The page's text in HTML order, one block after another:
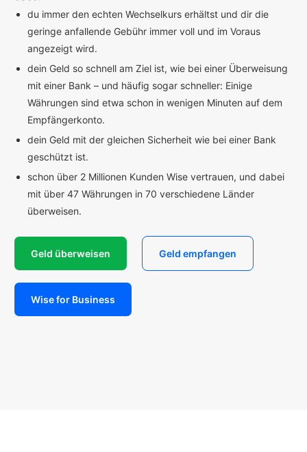
du immer den echten Wechselkurs erhältst und dir die
geringe anfallende Gebühr immer voll und im Voraus
angezeigt wird.
dein Geld so schnell am Ziel ist, wie bei einer Überweisung
mit einer Bank – und häufig sogar schneller: Einige
Währungen sind etwa schon in wenigen Minuten auf dem
Empfängerkonto.
dein Geld mit der gleichen Sicherheit wie bei einer Bank
geschützt ist.
schon über 2 Millionen Kunden Wise vertrauen, und dabei
mit über 47 Währungen in 70 verschiedene Länder
überweisen.
Geld überweisen Geld empfangen
Wise for Business